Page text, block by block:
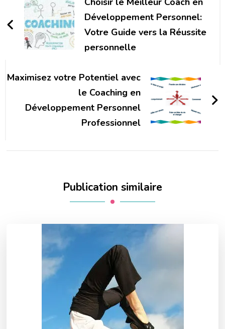
Développement Personnel:
Votre Guide vers la Réussite
personnelle
Maximisez votre Potentiel avec
le Coaching en
Développement Personnel
Professionnel
Publication similaire